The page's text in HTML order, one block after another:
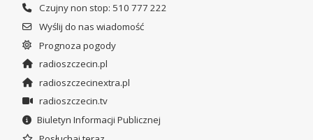
Czujny non stop: 510 777 222
Wyślij do nas wiadomość
Prognoza pogody
radioszczecin.pl
radioszczecinextra.pl
radioszczecin.tv
Biuletyn Informacji Publicznej